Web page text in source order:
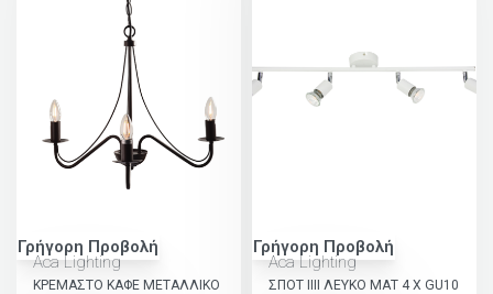
Γρήγορη Προβολή
Aca Lighting
ΚΡΕΜΑΣΤΟ ΚΑΦΕ ΜΕΤΑΛΛΙΚΟ
Γρήγορη Προβολή
Aca Lighting
ΣΠΟΤ ΙΙΙΙ ΛΕΥΚΟ ΜΑΤ 4 Χ GU10